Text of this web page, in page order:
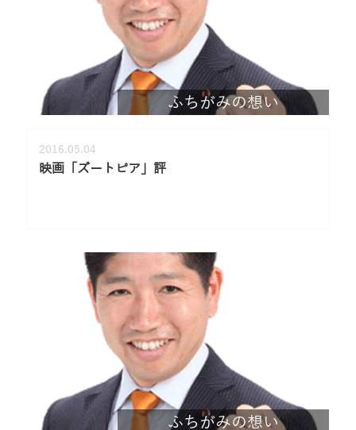
ふちがみの想い
2016.05.04
映画「ズートピア」評
ふちがみの想い